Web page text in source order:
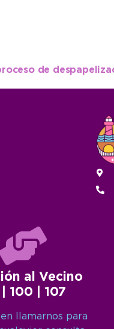
al Vecino
| 100 | 107
llamarnos para